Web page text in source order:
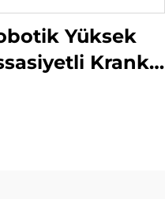
Yüksek
Krank